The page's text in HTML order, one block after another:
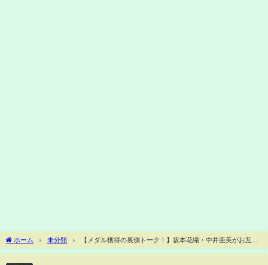
ホーム 未分類
【メダル獲得の裏側トーク！】坂本花織・中井亜美がお互い
への想いを語る 女子フィギュアスケート｜ミラノ・コルティナオリンピック